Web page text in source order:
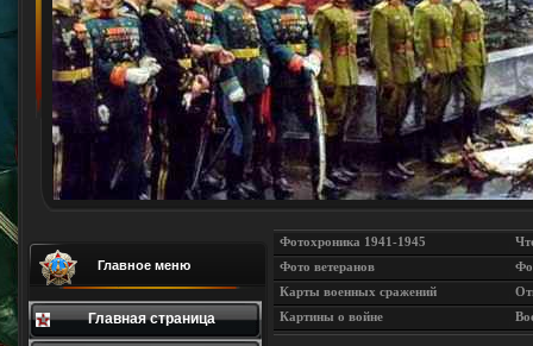
Главное меню
Главная страница
Фотохроника 1941-1945
Фото ветеранов
Карты военных сражений
Картины о войне